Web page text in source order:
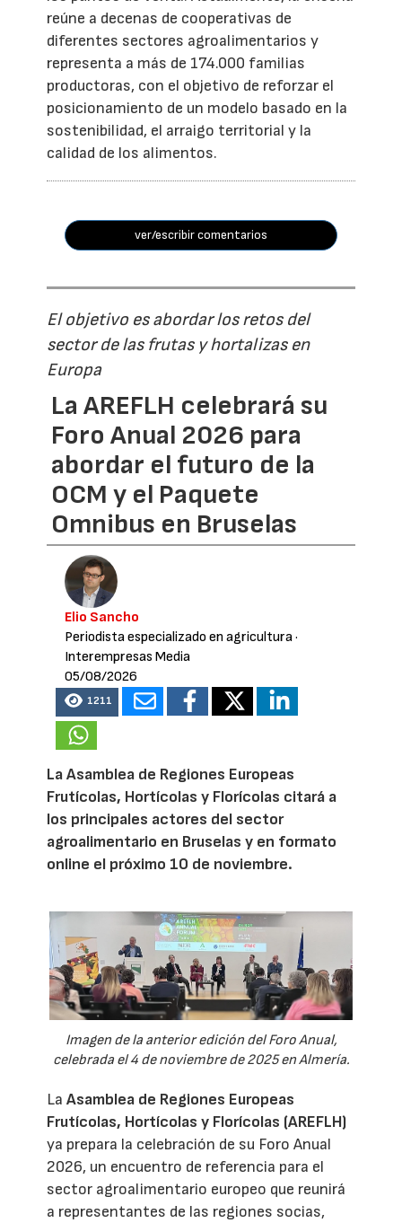
reúne a decenas de cooperativas de
diferentes sectores agroalimentarios y
representa a más de 174.000 familias
productoras, con el objetivo de reforzar el
posicionamiento de un modelo basado en la
sostenibilidad, el arraigo territorial y la
calidad de los alimentos.
ver/escribir comentarios
El objetivo es abordar los retos del
sector de las frutas y hortalizas en
Europa
La AREFLH celebrará su
Foro Anual 2026 para
abordar el futuro de la
OCM y el Paquete
Omnibus en Bruselas
Elio Sancho
Periodista especializado en agricultura·
Interempresas Media
05/08/2026
1211
La Asamblea de Regiones Europeas
Frutícolas, Hortícolas y Florícolas citará a
los principales actores del sector
agroalimentario en Bruselas y en formato
online el próximo 10 de noviembre.
Imagen de la anterior edición del Foro Anual,
celebrada el 4 de noviembre de 2025 en Almería.
LaAsamblea de Regiones Europeas
Frutícolas, Hortícolas y Florícolas (AREFLH)
ya prepara la celebración de su Foro Anual
2026, un encuentro de referencia para el
sector agroalimentario europeo que reunirá
a representantes de las regiones socias,